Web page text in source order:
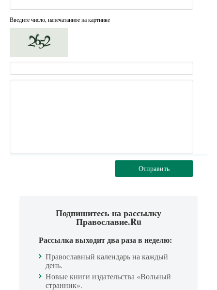
Введите число, напечатанное на картинке
Отправить
Подпишитесь на рассылку
Православие.Ru
Рассылка выходит два раза в неделю:
Православный календарь на каждый
день.
Новые книги издательства «Вольный
странник».